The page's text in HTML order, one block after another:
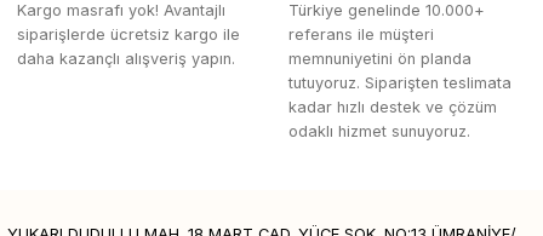
Kargo masrafı yok! Avantajlı
siparişlerde ücretsiz kargo ile
daha kazançlı alışveriş yapın.
Türkiye genelinde 10.000+
referans ile müşteri
memnuniyetini ön planda
tutuyoruz. Siparişten teslimata
kadar hızlı destek ve çözüm
odaklı hizmet sunuyoruz.